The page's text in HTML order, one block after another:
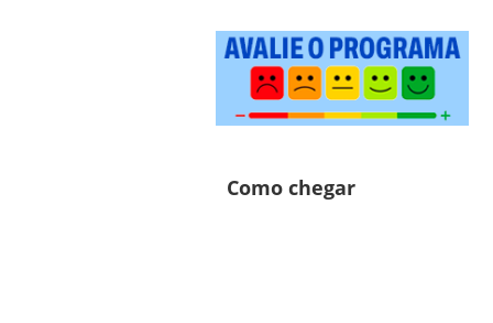
Como chegar